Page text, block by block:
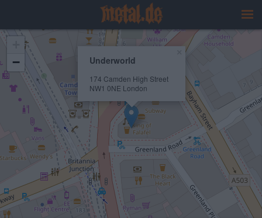
Underworld
174 Camden High Street
NW1 0NE London
−